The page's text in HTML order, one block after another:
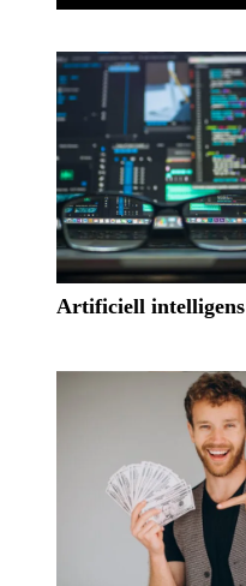
Artificiell intelligens